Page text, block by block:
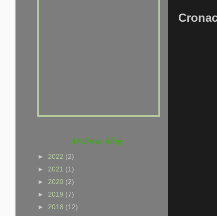
Archivio blog
► 2022 (2)
► 2021 (1)
► 2020 (2)
► 2019 (7)
► 2018 (12)